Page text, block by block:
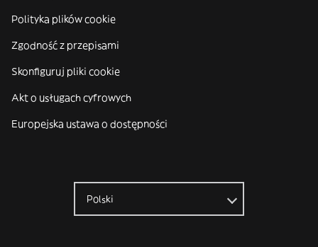
Polityka plików cookie
Zgodność z przepisami
Skonfiguruj pliki cookie
Akt o usługach cyfrowych
Europejska ustawa o dostępności